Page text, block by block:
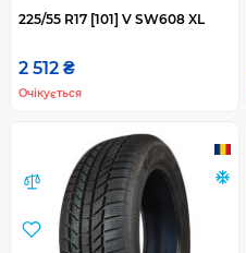
225/55 R17 [101] V SW608 XL
2 512 ₴
Очікується